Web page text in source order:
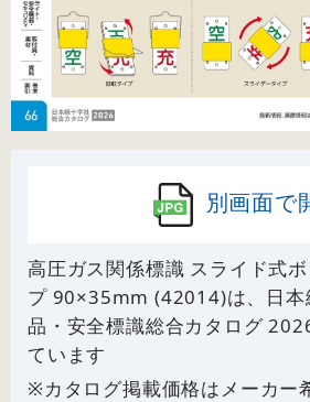
別画面で
高圧ガス関係標識 スライド式
プ 90×35mm (42014)は、日本
品・安全標識総合カタログ
ています
※カタログ掲載価格はメーカー